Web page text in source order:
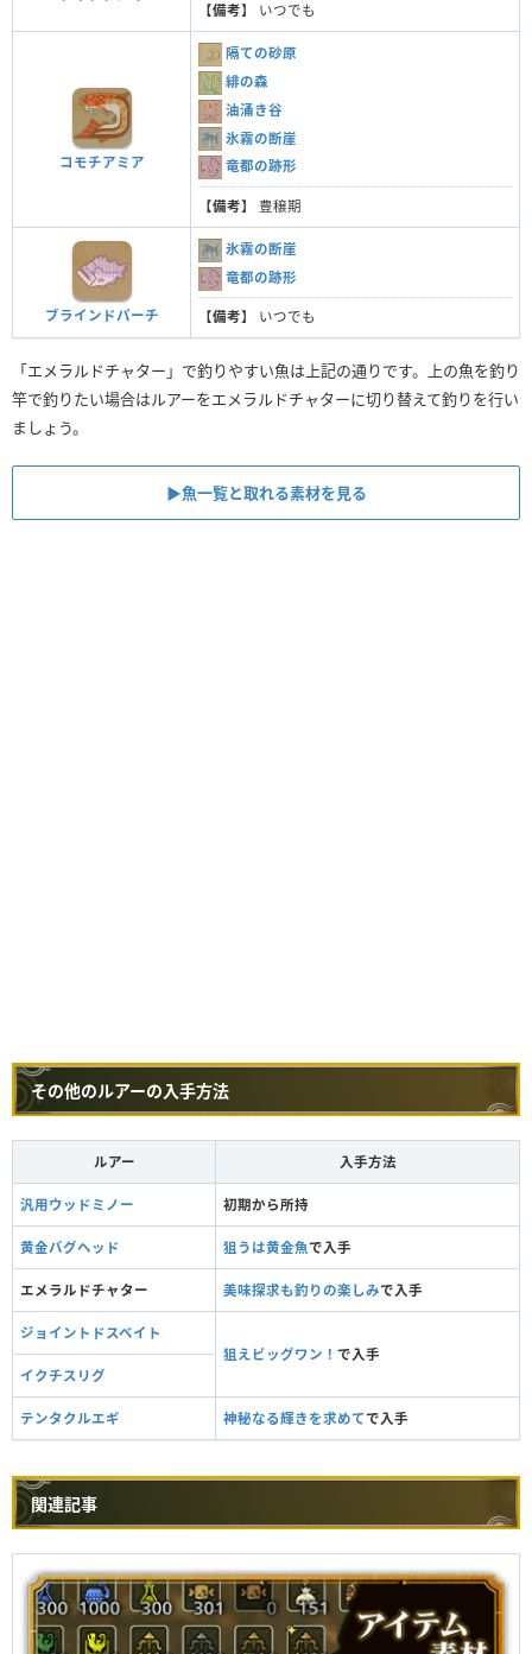
【備考】 いつでも
コモチアミア
隔ての砂原
緋の森
油涌き谷
氷霧の断崖
竜都の跡形
【備考】 豊穣期
ブラインドパーチ
氷霧の断崖
竜都の跡形
【備考】 いつでも
「エメラルドチャター」で釣りやすい魚は上記の通りです。上の魚を釣り
竿で釣りたい場合はルアーをエメラルドチャターに切り替えて釣りを行い
ましょう。
▶︎魚一覧と取れる素材を見る
その他のルアーの入手方法
ルアー 入手方法
汎用ウッドミノー 初期から所持
黄金バグヘッド 狙うは黄金魚で入手
エメラルドチャター 美味探求も釣りの楽しみで入手
ジョイントドスベイト
狙えビッグワン！ で入手
イクチスリグ
テンタクルエギ 神秘なる輝きを求めてで入手
関連記事